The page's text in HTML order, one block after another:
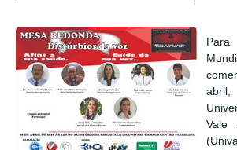
abril,
Vale